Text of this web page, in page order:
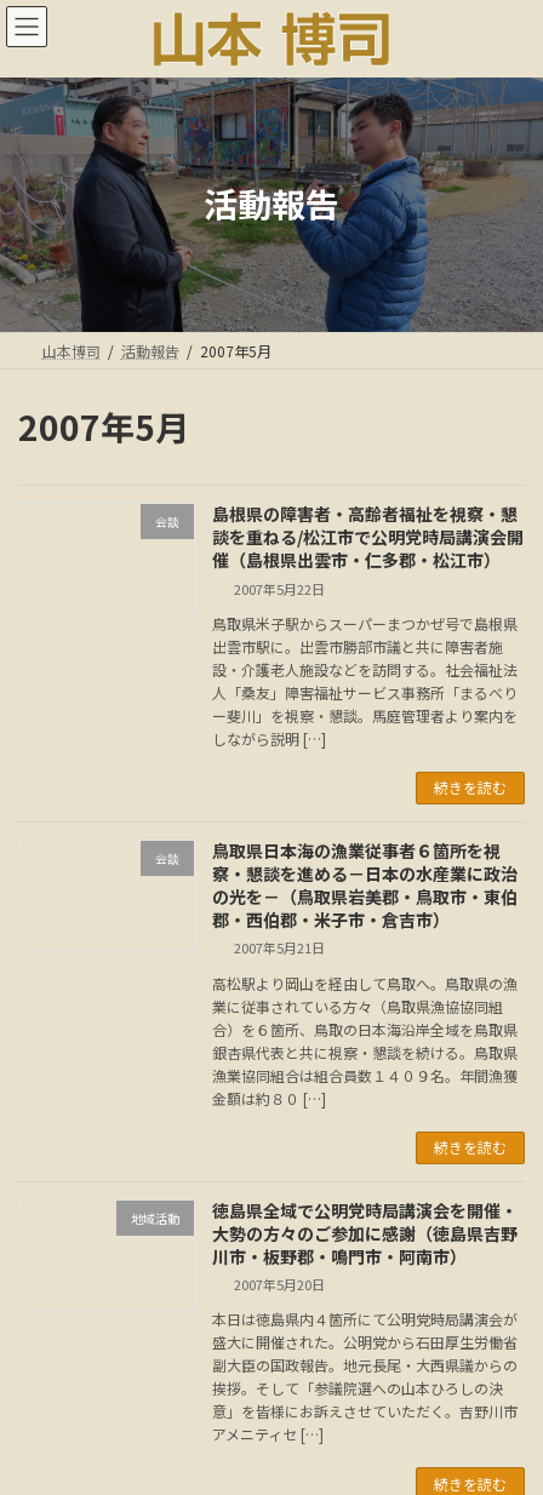
コ
ン
ン
ツ
へ
ス
キ
ッ
プ
ナ
ビ
ー
シ
ョ
ン
に
移
動
活動報告
山本博司 活動報告 2007年5月
2007年5月
会談
島根県の障害者・高齢者福祉を視察・懇
談を重ねる/松江市で公明党時局講演会開
催（島根県出雲市・仁多郡・松江市）
2007年5月22日
鳥取県米子駅からスーパーまつかぜ号で島根県
出雲市駅に。出雲市勝部市議と共に障害者施
設・介護老人施設などを訪問する。社会福祉法
人「桑友」障害福祉サービス事務所「まるべり
ー斐川」を視察・懇談。馬庭管理者より案内を
しながら説明 […]
続きを読む
会談
鳥取県日本海の漁業従事者６箇所を視
察・懇談を進める－日本の水産業に政治
の光を－（鳥取県岩美郡・鳥取市・東伯
郡・西伯郡・米子市・倉吉市）
2007年5月21日
高松駅より岡山を経由して鳥取へ。鳥取県の漁
業に従事されている方々（鳥取県漁協協同組
合）を６箇所、鳥取の日本海沿岸全域を鳥取県
銀杏県代表と共に視察・懇談を続ける。鳥取県
漁業協同組合は組合員数１４０９名。年間漁獲
金額は約８０ […]
続きを読む
地域活動
徳島県全域で公明党時局講演会を開催・
大勢の方々のご参加に感謝（徳島県吉野
川市・板野郡・鳴門市・阿南市）
2007年5月20日
本日は徳島県内４箇所にて公明党時局講演会が
盛大に開催された。公明党から石田厚生労働省
副大臣の国政報告。地元長尾・大西県議からの
挨拶。そして「参議院選への山本ひろしの決
意」を皆様にお訴えさせていただく。吉野川市
アメニティセ […]
続きを読む